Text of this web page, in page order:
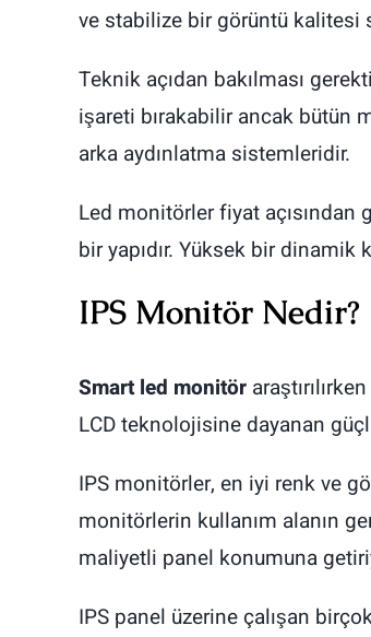
ve stabilize bir görüntü kalitesi
Teknik açıdan bakılması
işareti bırakabilir ancak bütün
arka aydınlatma sistemleridir.
Led monitörler fiyat açısından
bir yapıdır. Yüksek bir
IPS Monitör Nedir?
Smart led monitör
LCD teknolojisine dayanan
IPS monitörler, en iyi renk ve
monitörlerin kullanım alanın
maliyetli panel konumuna
IPS panel üzerine çalışan